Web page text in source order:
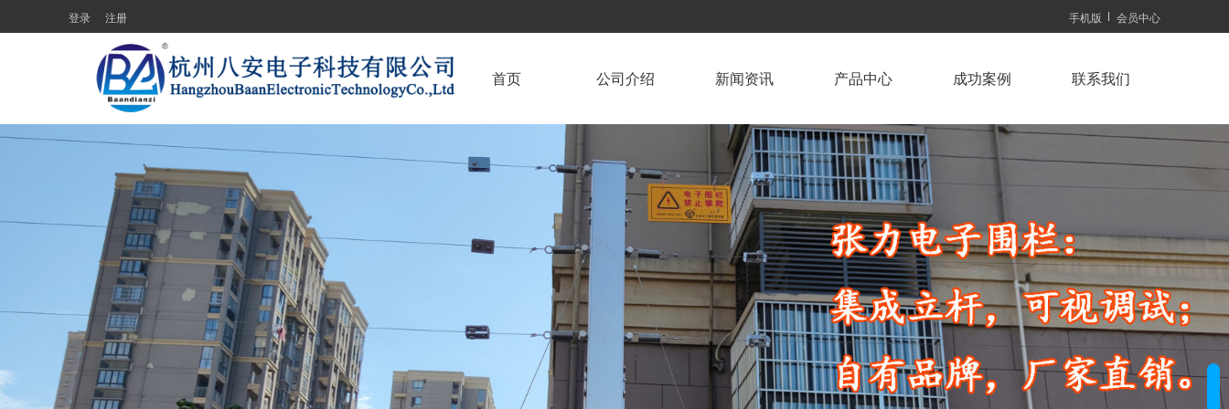
登录 注册 手机版 会员中心
首页 公司介绍 新闻资讯 产品中心 成功案例 联系我们